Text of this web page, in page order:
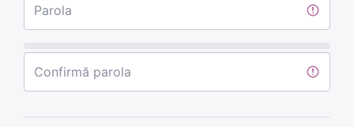
Parola
Confirmă parola